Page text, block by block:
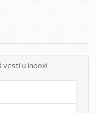
vesti u inbox!